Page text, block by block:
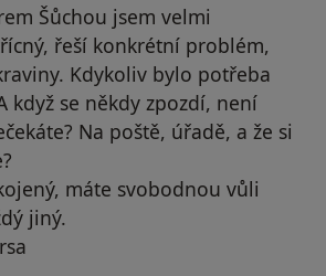
Šůchou jsem velmi
řeší konkrétní problém,
Kdykoliv bylo potřeba
když se někdy zpozdí, není
Na poště, úřadě, a že si
máte svobodnou vůli
jiný.